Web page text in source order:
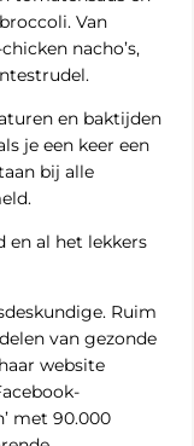
Van
nacho’s,
en baktijden
je een keer een
bij alle
en al het lekkers
Ruim
van gezonde
website
met 90.000